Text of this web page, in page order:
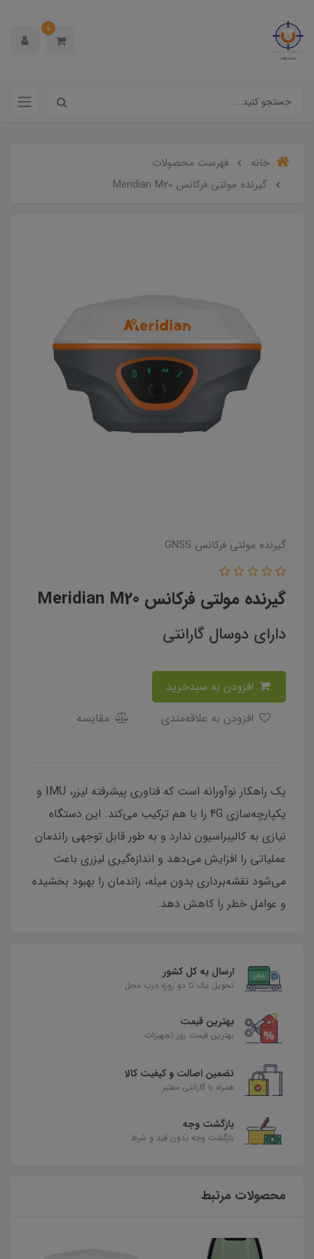
0
خانه
فهرست محصولات
گیرنده مولتی فرکانس Meridian M20
گیرنده مولتی فرکانس GNSS
گیرنده مولتی فرکانس Meridian M20
دارای دوسال گارانتی
مقایسه
یک راهکار نوآورانه است که فناوری پیشرفته لیزر، IMU و
یکپارچه‌سازی 4G را با هم ترکیب می‌کند. این دستگاه
نیازی به کالیبراسیون ندارد و به طور قابل توجهی راندمان
عملیاتی را افزایش می‌دهد و اندازه‌گیری لیزری باعث
می‌شود نقشه‌برداری بدون میله، راندمان را بهبود بخشیده
و عوامل خطر را کاهش دهد.
ارسال به کل کشور
تحویل یک تا دو روزه درب محل
بهترین قیمت
بهترین قیمت روز تجهیزات
تضمین اصالت و کیفیت کالا
همراه با گارانتی معتبر
بازگشت وجه
بازگشت وجه بدون قید و شرط
محصولات مرتبط